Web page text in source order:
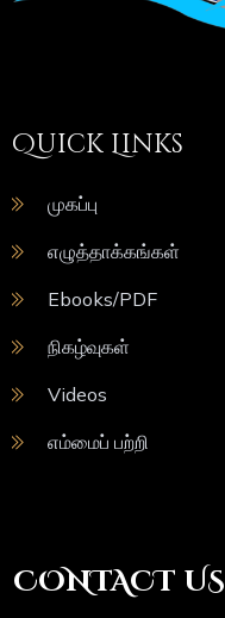
Quick Links
முகப்பு
எழுத்தாக்கங்கள்
Ebooks/PDF
நிகழ்வுகள்
Videos
எம்மைப் பற்றி
CONTACT US